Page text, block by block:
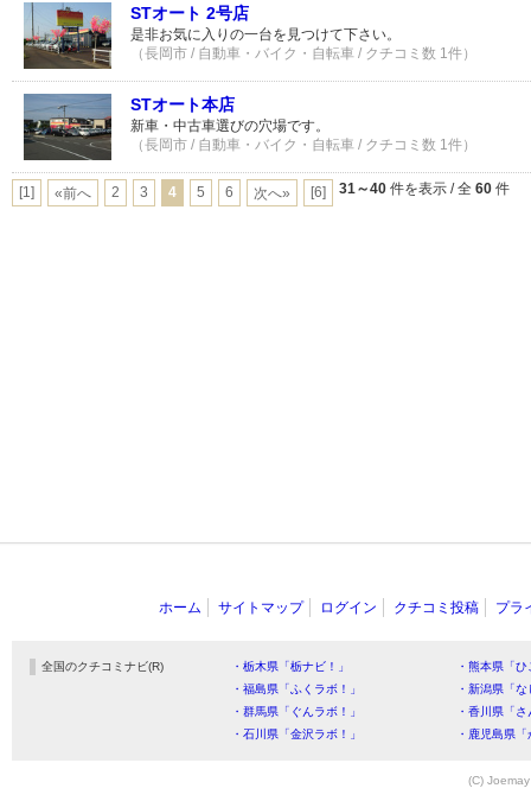
STオート 2号店
是非お気に入りの一台を見つけて下さい。
（長岡市 / 自動車・バイク・自転車 / クチコミ数 1件）
STオート本店
新車・中古車選びの穴場です。
（長岡市 / 自動車・バイク・自転車 / クチコミ数 1件）
[1] «前へ 2 3 4 5 6 次へ» [6] 31～40 件を表示 / 全 60 件
ホーム サイトマップ ログイン クチコミ投稿 プラ
全国のクチコミナビ(R) ・栃木県「栃ナビ！」
・熊本県「
・福島県「ふくラボ！」
・新潟県「
・群馬県「ぐんラボ！」
・香川県「
・石川県「金沢ラボ！」
・鹿児島県
(C)